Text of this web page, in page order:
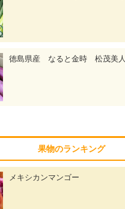
徳島県産 なると金時 松茂美人
果物のランキング
メキシカンマンゴー